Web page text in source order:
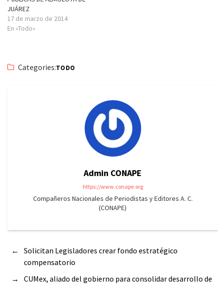
JUÁREZ
17 de marzo de 2014
En «Todo»
Categories:TODO
Admin CONAPE
https://www.conape.org
Compañeros Nacionales de Periodistas y Editores A. C.
(CONAPE)
←
Solicitan Legisladores crear fondo estratégico
compensatorio
→
CUMex, aliado del gobierno para consolidar desarrollo de